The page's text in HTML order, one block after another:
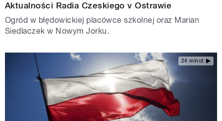
Aktualności Radia Czeskiego v Ostrawie
Ogród w błędowickiej placówce szkolnej oraz Marian
Siedlaczek w Nowym Jorku.
24 minut